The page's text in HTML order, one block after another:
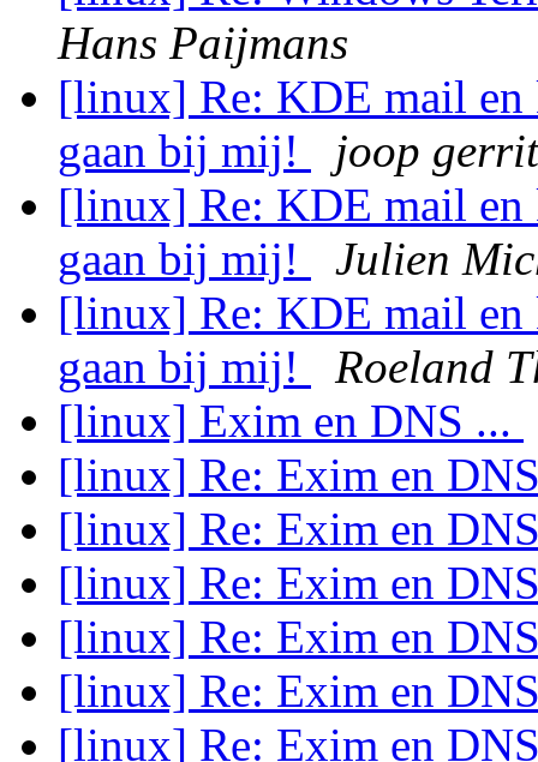
Hans Paijmans
[linux] Re: KDE mail en
gaan bij mij!
joop
[linux] Re: KDE mail en
gaan bij mij!
Julien
[linux] Re: KDE mail en
gaan bij mij!
Roeland
[linux] Exim en DNS ...
[linux] Re: Exim en
[linux] Re: Exim en
[linux] Re: Exim en
[linux] Re: Exim en
[linux] Re: Exim en
[linux] Re: Exim en